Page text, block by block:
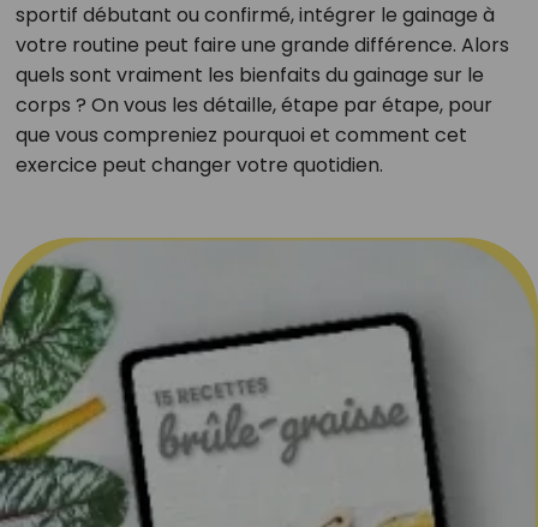
sportif débutant ou confirmé, intégrer le gainage à
votre routine peut faire une grande différence. Alors
quels sont vraiment les bienfaits du gainage sur le
corps ? On vous les détaille, étape par étape, pour
que vous compreniez pourquoi et comment cet
exercice peut changer votre quotidien.